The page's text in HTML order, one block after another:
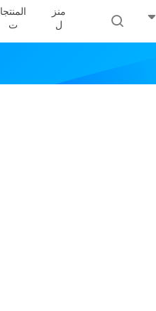
منز
ل
المنتجا
ت